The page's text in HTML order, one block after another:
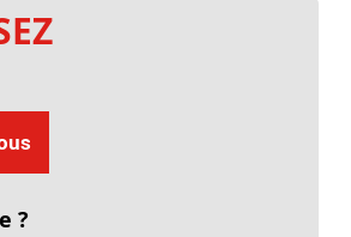
?